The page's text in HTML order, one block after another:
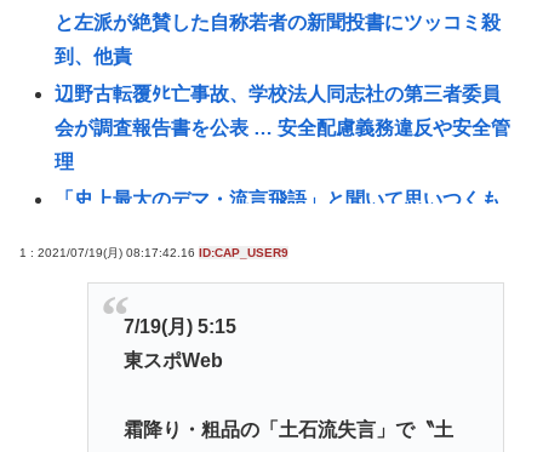
と左派が絶賛した自称若者の新聞投書にツッコミ殺
到、他責
辺野古転覆ﾀﾋ亡事故、学校法人同志社の第三者委員
会が調査報告書を公表 … 安全配慮義務違反や安全管
理
「史上最大のデマ・流言飛語」と聞いて思いつくも
論！ネット騒然
〈満員山手線にベビーカーで炎上〉「折りたたまず
乗車できる」はずなのに…JR東日本が示した見解
マチアプ女と会ってきたんやが職業詐称して病気も
1 : 2021/07/19(月) 08:17:42.16 ID:CAP_USER9
7/19(月) 5:15
東スポWeb
霜降り・粗品の「土石流失言」で〝土